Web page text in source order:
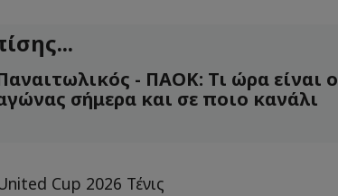
- ΠΑΟΚ: Τι ώρα είναι ο
σήμερα και σε ποιο κανάλι
Cup 2026 Τένις